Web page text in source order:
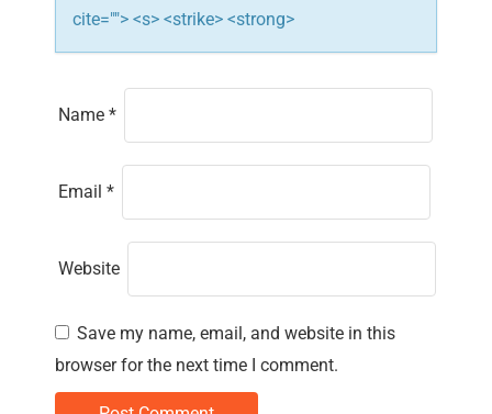
cite=""> <s> <strike> <strong>
Name *
Email *
Website
Save my name, email, and website in this
browser for the next time I comment.